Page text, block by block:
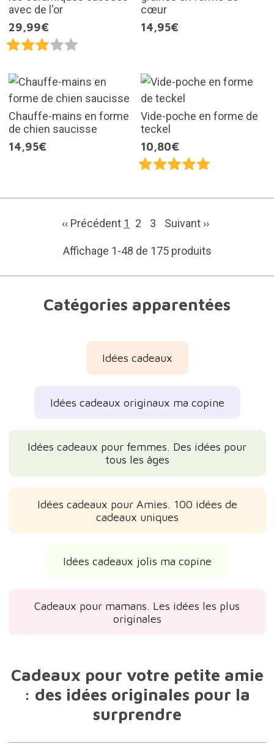
avec de l'or
29,99€
cœur
14,95€
Chauffe-mains en forme
de chien saucisse
14,95€
Vide-poche en forme de
teckel
10,80€
‹‹ Précédent 1 2 3 Suivant ››
Affichage 1-48 de 175 produits
Catégories apparentées
Idées cadeaux
Idées cadeaux originaux ma copine
Idées cadeaux pour femmes. Des idées pour
tous les âges
Idées cadeaux pour Amies. 100 idées de
cadeaux uniques
Idées cadeaux jolis ma copine
Cadeaux pour mamans. Les idées les plus
originales
Cadeaux pour votre petite amie
: des idées originales pour la
surprendre